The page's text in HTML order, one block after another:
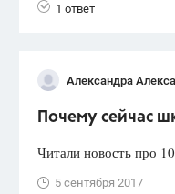
1 ответ
Александра
Почему сейчас
Читали новость про
5 сентября 2017